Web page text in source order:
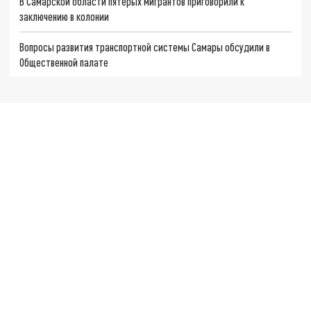
заключению в колонии
Вопросы развития транспортной системы Самары обсудили в
Общественной палате